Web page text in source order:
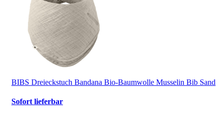
BIBS Dreieckstuch Bandana Bio-Baumwolle Musselin Bib Sand
Sofort lieferbar